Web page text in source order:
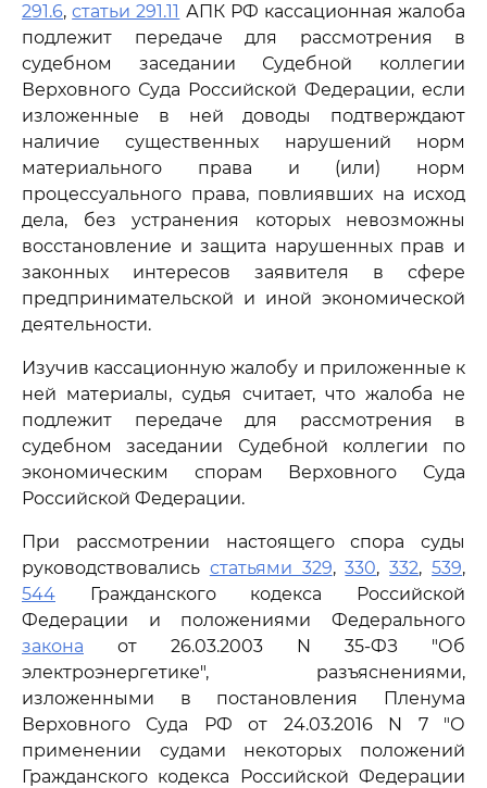
291.6,статьи 291.11 АПК РФ кассационная жалоба
подлежит передаче для рассмотрения в
судебном заседании Судебной коллегии
Верховного Суда Российской Федерации, если
изложенные в ней доводы подтверждают
наличие существенных нарушений норм
материального права и (или) норм
процессуального права, повлиявших на исход
дела, без устранения которых невозможны
восстановление и защита нарушенных прав и
законных интересов заявителя в сфере
предпринимательской и иной экономической
деятельности.
Изучив кассационную жалобу и приложенные к
ней материалы, судья считает, что жалоба не
подлежит передаче для рассмотрения в
судебном заседании Судебной коллегии по
экономическим спорам Верховного Суда
Российской Федерации.
При рассмотрении настоящего спора суды
руководствовались статьями 329,330,332,539,
544 Гражданского кодекса Российской
Федерации и положениями Федерального
закона от 26.03.2003 N 35-ФЗ "Об
электроэнергетике", разъяснениями,
изложенными в постановления Пленума
Верховного Суда РФ от 24.03.2016 N 7 "О
применении судами некоторых положений
Гражданского кодекса Российской Федерации